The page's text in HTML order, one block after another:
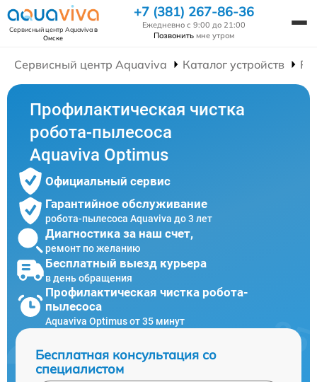
Сервисный центр Aquavivaв
Омске
+7 (381) 267-86-36
Ежедневно с 9:00 до 21:00
Позвонить мне утром
Сервисный центр Aquaviva Каталог устройств
Профилактическая чистка
робота-пылесоса
Aquaviva Optimus
Официальный сервис
Гарантийное обслуживание
робота-пылесоса Aquaviva до 3 лет
Диагностика за наш счет,
ремонт по желанию
Бесплатный выезд курьера
в день обращения
Профилактическая чистка робота-
пылесоса
Aquaviva Optimus от 35 минут
Бесплатная консультация со
специалистом